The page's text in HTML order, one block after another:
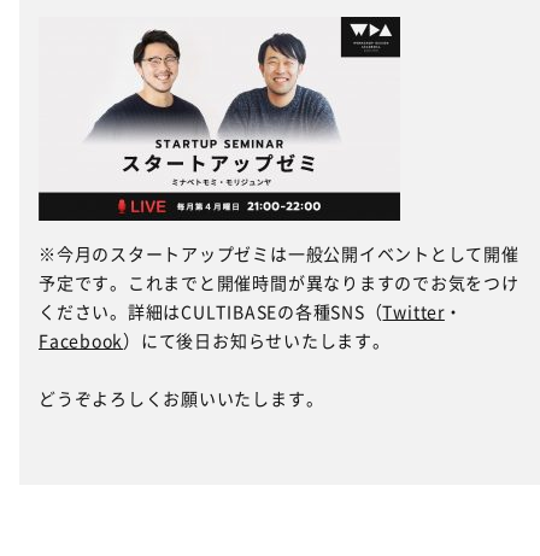
※今月のスタートアップゼミは一般公開イベントとして開催
予定です。これまでと開催時間が異なりますのでお気をつけ
ください。詳細はCULTIBASEの各種SNS（Twitter・
Facebook ）にて後日お知らせいたします。
どうぞよろしくお願いいたします。